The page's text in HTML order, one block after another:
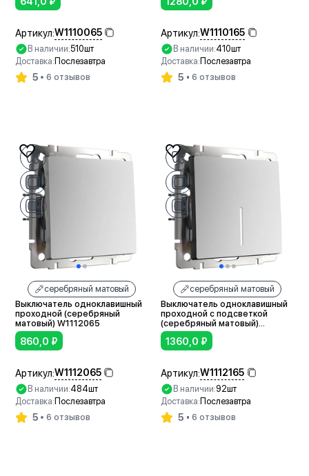
Артикул:W1110065
В наличии:510шт
Доставка: Послезавтра
5 6 отзывов
Артикул:W1110165
В наличии:410шт
Доставка: Послезавтра
5 6 отзывов
серебряный матовый
Выключатель одноклавишный
проходной (серебряный
матовый) W1112065
860,0 ₽
Артикул:W1112065
В наличии:484шт
Доставка: Послезавтра
5 6 отзывов
серебряный матовый
Выключатель одноклавишный
проходной с подсветкой
(серебряный матовый)
W1112165
1360,0 ₽
Артикул:W1112165
В наличии:92шт
Доставка: Послезавтра
5 6 отзывов